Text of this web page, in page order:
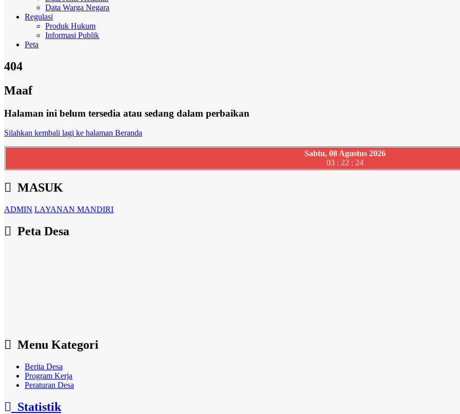
Data Warga Negara
Regulasi
Produk Hukum
Informasi Publik
Peta
404
Maaf
Halaman ini belum tersedia atau sedang dalam perbaikan
Silahkan kembali lagi ke halaman Beranda
Sabtu, 08 Agustus 2026
03 : 22 : 25
MASUK
ADMIN LAYANAN MANDIRI
Peta Desa
Menu Kategori
Berita Desa
Program Kerja
Peraturan Desa
Statistik